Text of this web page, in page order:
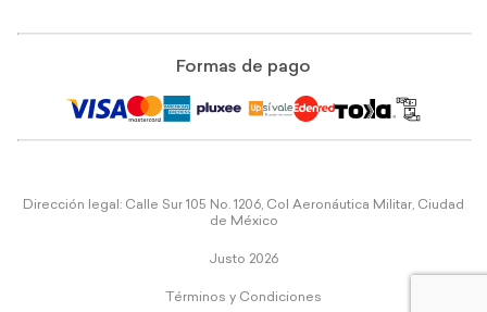
Formas de pago
Dirección legal: Calle Sur 105 No. 1206, Col Aeronáutica Militar, Ciudad
de México
Justo 2026
Términos y Condiciones